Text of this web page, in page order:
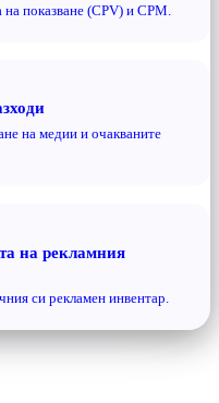
показване (CPV) и CPM.
на медии и очакваните
на рекламния
си рекламен инвентар.